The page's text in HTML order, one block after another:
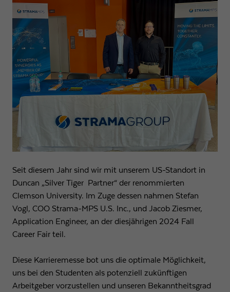
Seit diesem Jahr sind wir mit unserem US-Standort in
Duncan „Silver Tiger Partner“ der renommierten
Clemson University. Im Zuge dessen nahmen Stefan
Vogl, COO Strama-MPS U.S. Inc., und Jacob Ziesmer,
Application Engineer, an der diesjährigen 2024 Fall
Career Fair teil.
Diese Karrieremesse bot uns die optimale Möglichkeit,
uns bei den Studenten als potenziell zukünftigen
Arbeitgeber vorzustellen und unseren Bekanntheitsgrad
Anbieter
Laufzeit 1 Tag
Zweck
Wird von Google Analytics verwendet, um die
Anforderungsrate einzuschränken
Name
Google LLC
Website nutzt, zu generieren.